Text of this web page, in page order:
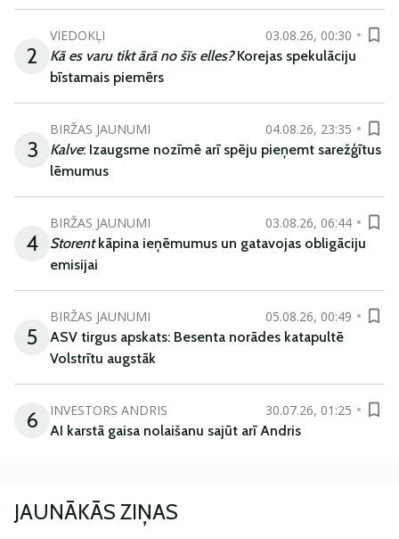
2
VIEDOKĻI
03.08.26, 00:30
Kā es varu tikt ārā no šīs elles?Korejas spekulāciju
bīstamais piemērs
3
BIRŽAS JAUNUMI
04.08.26, 23:35
Kalve: Izaugsme nozīmē arī spēju pieņemt sarežģītus
lēmumus
4
BIRŽAS JAUNUMI
03.08.26, 06:44
Storentkāpina ieņēmumus un gatavojas obligāciju
emisijai
5
BIRŽAS JAUNUMI
05.08.26, 00:49
ASV tirgus apskats: Besenta norādes katapultē
Volstrītu augstāk
6 INVESTORS ANDRIS
30.07.26, 01:25
AI karstā gaisa nolaišanu sajūt arī Andris
JAUNĀKĀS ZIŅAS